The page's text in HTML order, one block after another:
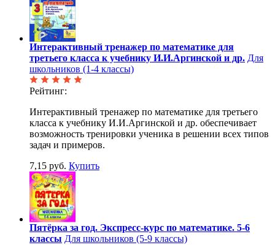
Интерактивный тренажер по математике для
третьего класса к учебнику И.И.Аргинской и др. Для
школьников (1-4 классы)
Рейтинг:
Интерактивный тренажер по математике для третьего
класса к учебнику И.И.Аргинской и др. обеспечивает
возможность тренировки ученика в решении всех типов
задач и примеров.
7,15 руб. Купить
Пятёрка за год. Экспресс-курс по математике. 5-6
классы Для школьников (5-9 классы)